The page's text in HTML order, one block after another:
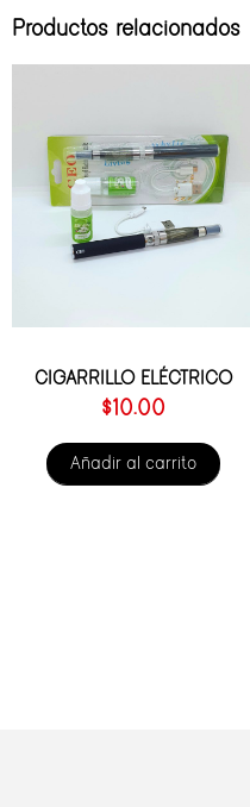
Productos relacionados
CIGARRILLO ELÉCTRICO
$10.00
Añadir al carrito